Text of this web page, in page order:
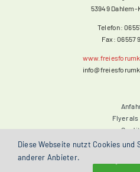
53949 Dahlem-
Telefon:
Fax: 06557
Flyer als
Credits
Diese Webseite nutzt Cookies und
anderer Anbieter.